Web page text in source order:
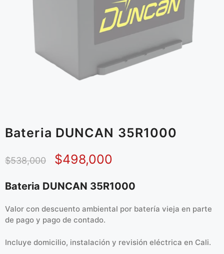
Bateria DUNCAN 35R1000
$538,000 $498,000
Bateria DUNCAN 35R1000
Valor con descuento ambiental por batería vieja en parte
de pago y pago de contado.
Incluye domicilio, instalación y revisión eléctrica en Cali.